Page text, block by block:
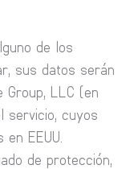
de los
sus datos serán
LLC (en
servicio, cuyos
EEUU.
de protección,